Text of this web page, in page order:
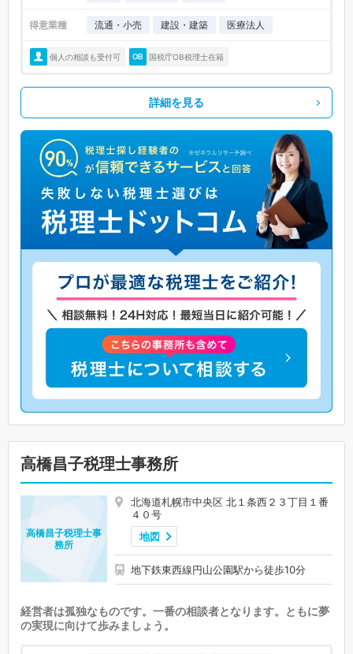
得意業種 流通・小売 建設・建築 医療法人
個人の相談も受付可 国税庁OB税理士在籍
詳細を見る
高橋昌子税理士事務所
北海道札幌市中央区 北１条西２３丁目１番
４０号
地図
地下鉄東西線円山公園駅から徒歩10分
高橋昌子税理士事
務所
経営者は孤独なものです。一番の相談者となります。ともに夢
の実現に向けて歩みましょう。